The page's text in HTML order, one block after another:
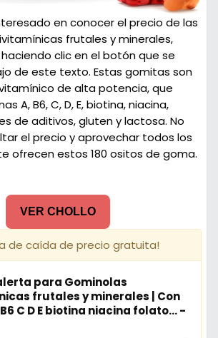
en conocer el precio de las
frutales y minerales,
clic en el botón que se
de este texto. Estas gomitas son
de alta potencia, que
A, B6, C, D, E, biotina, niacina,
de aditivos, gluten y lactosa. No
el precio y aprovechar todos los
ofrecen estos 180 ositos de goma.
VER CHOLLO
de caída de precio gratuita!
para Gominolas
frutales y minerales | Con
C D E biotina niacina folato... -